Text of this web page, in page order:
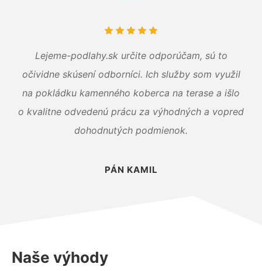
Lejeme-podlahy.sk určite odporúčam, sú to
očividne skúsení odborníci. Ich služby som využil
na pokládku kamenného koberca na terase a išlo
o kvalitne odvedenú prácu za výhodných a vopred
dohodnutých podmienok.
PÁN KAMIL
Naše výhody